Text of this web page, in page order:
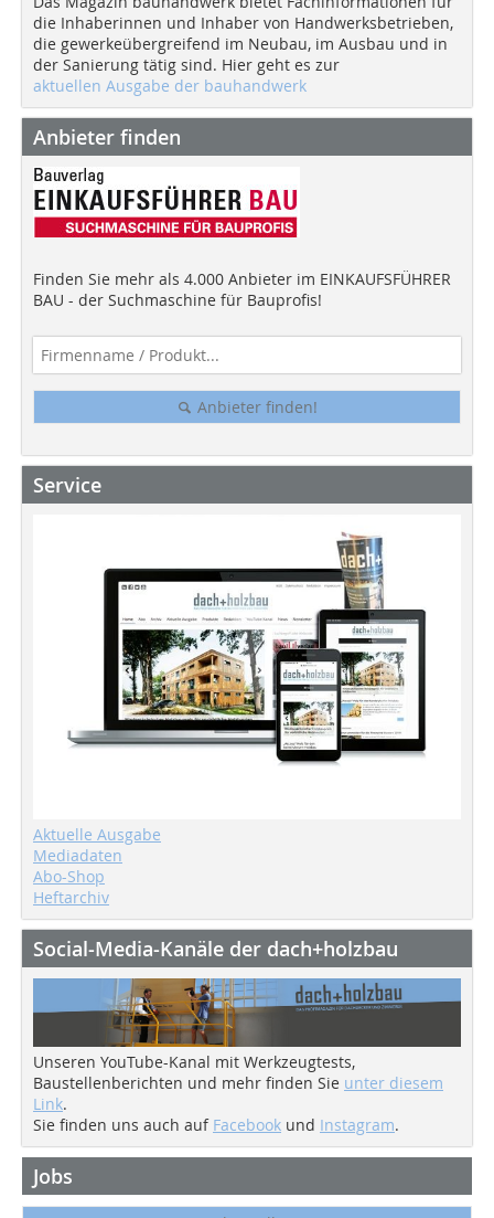
die Inhaberinnen und Inhaber von Handwerksbetrieben,
die gewerkeübergreifend im Neubau, im Ausbau und in
der Sanierung tätig sind. Hier geht es zur
aktuellen Ausgabe der bauhandwerk
Anbieter finden
Finden Sie mehr als 4.000 Anbieter im EINKAUFSFÜHRER
BAU - der Suchmaschine für Bauprofis!
Anbieter finden!
Service
Aktuelle Ausgabe
Mediadaten
Abo-Shop
Heftarchiv
Social-Media-Kanäle der dach+holzbau
Unseren YouTube-Kanal mit Werkzeugtests,
Baustellenberichten und mehr finden Sie unter diesem
Link.
Sie finden uns auch auf Facebook und Instagram.
Jobs